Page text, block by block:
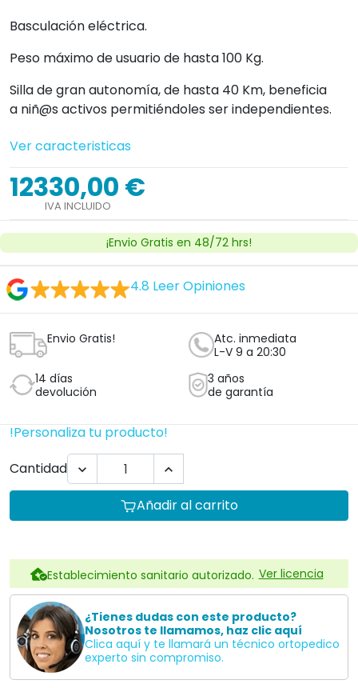
Basculación eléctrica.
Peso máximo de usuario de hasta 100 Kg.
Silla de gran autonomía, de hasta 40 Km, beneficia
a niñ@s activos permitiéndoles ser independientes.
Ver caracteristicas
12330,00 €
IVA INCLUIDO
¡Envio Gratis en 48/72 hrs!
4.8 Leer Opiniones
Envio Gratis!
Atc. inmediata
L-V 9 a 20:30
14 días
devolución
3 años
de garantía
!Personaliza tu producto!
Cantidad
 
Añadir al carrito
Establecimiento sanitario autorizado. Ver licencia
¿Tienes dudas con este producto?
Nosotros te llamamos, haz clic aquí
Clica aquí y te llamará un técnico ortopedico
experto sin compromiso.